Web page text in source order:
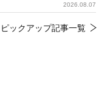
2026.08.07
ピックアップ記事一覧